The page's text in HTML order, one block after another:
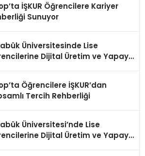
İŞKUR Öğrencilere Kariyer
Sunuyor
Üniversitesinde Lise
Dijital Üretim ve Yapay
Öğrencilere İŞKUR’dan
Tercih Rehberliği
Üniversitesi’nde Lise
Dijital Üretim ve Yapay